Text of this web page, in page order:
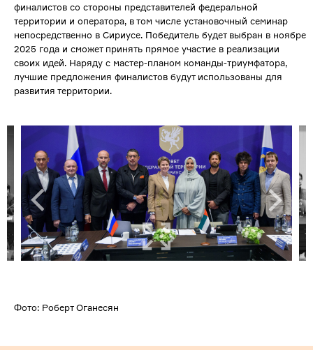
финалистов со стороны представителей федеральной
территории и оператора, в том числе установочный семинар
непосредственно в Сириусе. Победитель будет выбран в ноябре
2025 года и сможет принять прямое участие в реализации
своих идей. Наряду с мастер-планом команды-триумфатора,
лучшие предложения финалистов будут использованы для
развития территории.
Фото: Роберт Оганесян